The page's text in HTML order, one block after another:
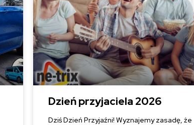
Dzień przyjaciela 2026
Dziś Dzień Przyjaźni! Wyznajemy zasadę, że